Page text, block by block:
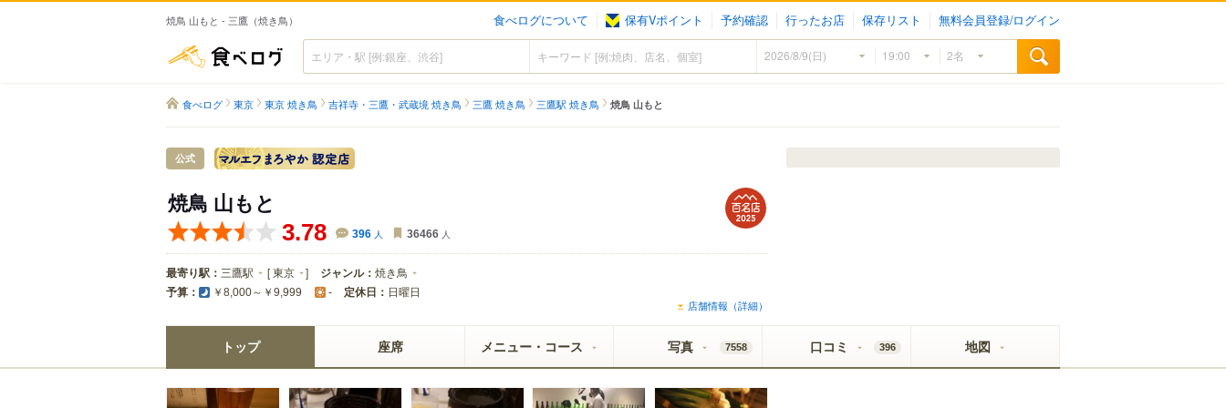
焼鳥 山もと - 三鷹（焼き鳥） 食べログについて 保有Vポイント 予約確認 行ったお店 保存リスト 無料会員登録/ログイン
食べログ
食べログ 東京 東京 焼き鳥 吉祥寺・三鷹・武蔵境 焼き鳥 三鷹 焼き鳥 三鷹駅 焼き鳥 焼鳥 山もと
公式
焼鳥 山もと
3.78 396 人 36466 人
最寄り駅： 三鷹駅 [東京 ] ジャンル： 焼き鳥
予算： ￥8,000～￥9,999 - 定休日： 日曜日
店舗情報（詳細）
トップ 座席 メニュー・コース 写真 7558 口コミ 396 地図